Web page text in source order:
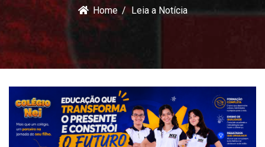
Home Leia a Notícia